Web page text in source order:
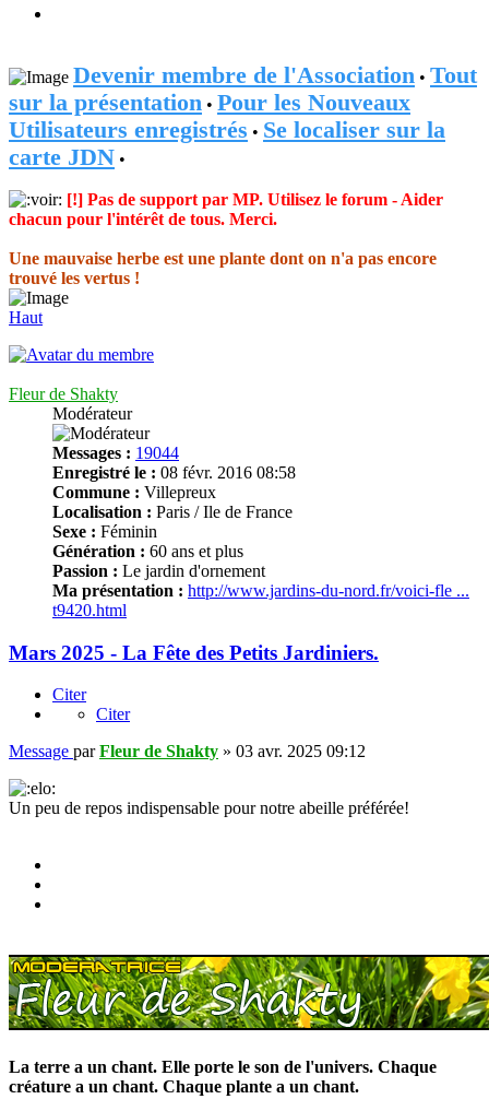
Devenir membre de l'Association • Tout
sur la présentation • Pour les Nouveaux
Utilisateurs enregistrés • Se localiser sur la
carte JDN •
[!] Pas de support par MP. Utilisez le forum - Aider
chacun pour l'intérêt de tous. Merci.
Une mauvaise herbe est une plante dont on n'a pas encore
trouvé les vertus !
Haut
Fleur de Shakty
Modérateur
Messages : 19044
Enregistré le : 08 févr. 2016 08:58
Commune : Villepreux
Localisation : Paris / Ile de France
Sexe : Féminin
Génération : 60 ans et plus
Passion : Le jardin d'ornement
Ma présentation : http://www.jardins-du-nord.fr/voici-fle ...
t9420.html
Mars 2025 - La Fête des Petits Jardiniers.
Citer
Citer
Message parFleur de Shakty » 03 avr. 2025 09:12
Un peu de repos indispensable pour notre abeille préférée!
La terre a un chant. Elle porte le son de l'univers. Chaque
créature a un chant. Chaque plante a un chant.